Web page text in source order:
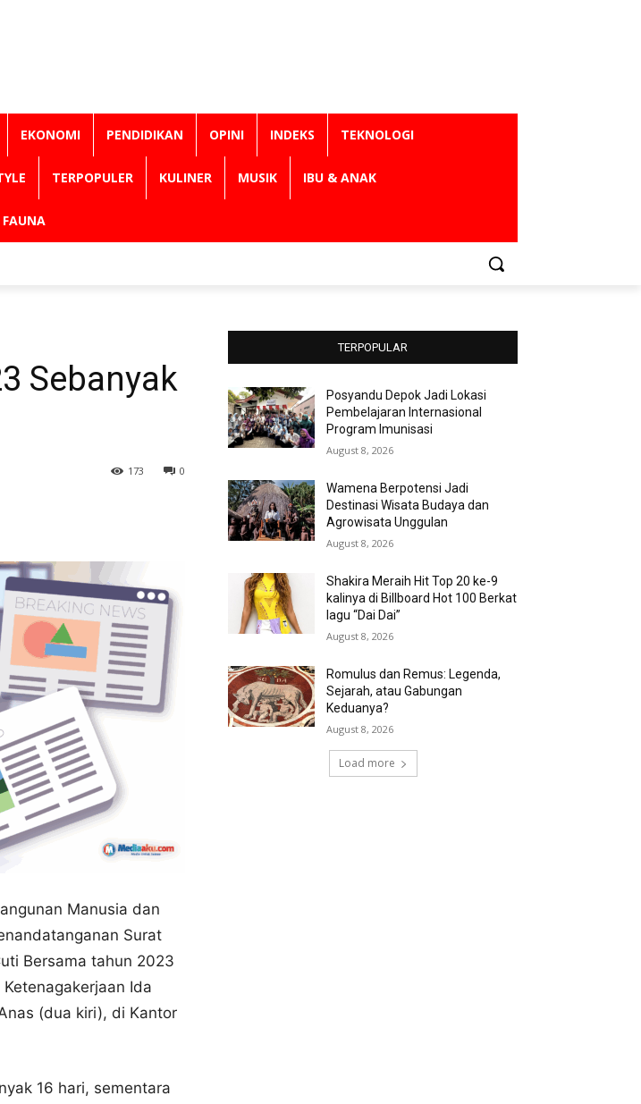
EKONOMI PENDIDIKAN OPINI INDEKS TEKNOLOGI
TERPOPULER KULINER MUSIK IBU & ANAK
Sebanyak
0
173
Manusia dan
Surat
Bersama tahun 2023
Ida
(dua kiri), di Kantor
16 hari, sementara
TERPOPULAR
Posyandu Depok Jadi Lokasi
Pembelajaran Internasional
Program Imunisasi
August 8, 2026
Wamena Berpotensi Jadi
Destinasi Wisata Budaya dan
Agrowisata Unggulan
August 8, 2026
Shakira Meraih Hit Top 20 ke-9
kalinya di Billboard Hot 100 Berkat
lagu “Dai Dai”
August 8, 2026
Romulus dan Remus: Legenda,
Sejarah, atau Gabungan
Keduanya?
August 8, 2026
Load more